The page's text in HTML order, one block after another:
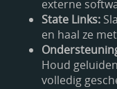
externe
State Links:
en haal ze
Houd
volledig